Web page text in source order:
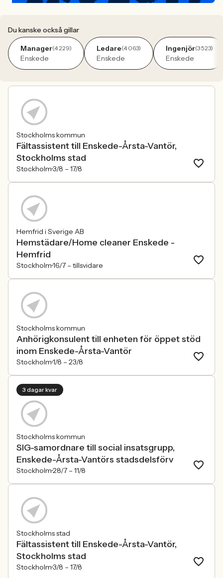
Du kanske också gillar
Manager(4 229)
Enskede
Ledare(4 063)
Enskede
Ingenjör(3 523)
Enskede
Stockholms kommun
Fältassistent till Enskede-Årsta-Vantör,
Stockholms stad
Stockholm3/8 – 17/8
Hemfrid i Sverige AB
Hemstädare/Home cleaner Enskede -
Hemfrid
Stockholm16/7 – tillsvidare
Stockholms kommun
Anhörigkonsulent till enheten för öppet stöd
inom Enskede-Årsta-Vantör
Stockholm1/8 – 23/8
3 dagar kvar
Stockholms kommun
SIG-samordnare till social insatsgrupp,
Enskede-Årsta-Vantörs stadsdelsförv
Stockholm28/7 – 11/8
Stockholms stad
Fältassistent till Enskede-Årsta-Vantör,
Stockholms stad
Stockholm3/8 – 17/8